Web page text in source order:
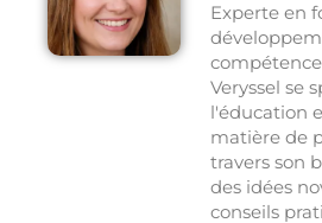
Experte en
Veryssel se
l'éducation
matière de
travers son
des idées
conseils